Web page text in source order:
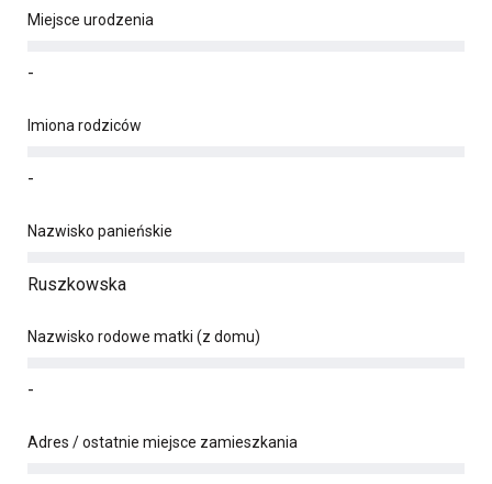
Miejsce urodzenia
-
Imiona rodziców
-
Nazwisko panieńskie
Ruszkowska
Nazwisko rodowe matki (z domu)
-
Adres / ostatnie miejsce zamieszkania